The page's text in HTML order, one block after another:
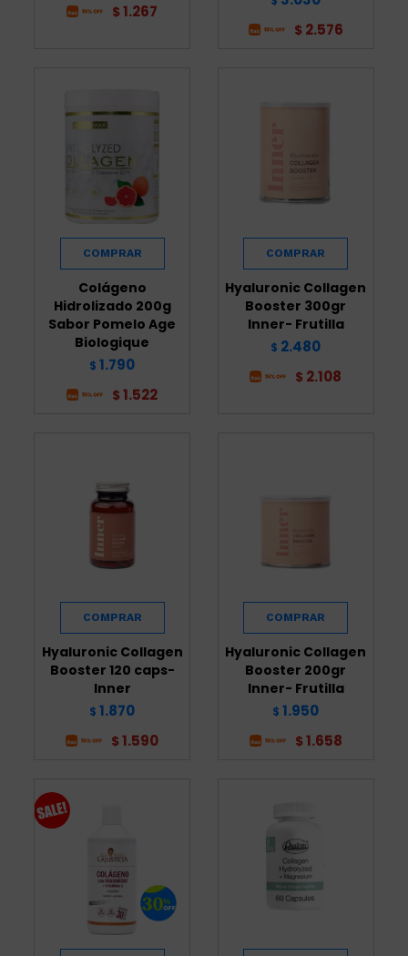
$ 1.267
$ 2.576
Colágeno
Hidrolizado 200g
Sabor Pomelo Age
Biologique
$ 1.790
$ 1.522
Hyaluronic Collagen
Booster 300gr
Inner- Frutilla
$ 2.480
$ 2.108
Hyaluronic Collagen
Booster 120 caps-
Inner
$ 1.870
$ 1.590
Hyaluronic Collagen
Booster 200gr
Inner- Frutilla
$ 1.950
$ 1.658